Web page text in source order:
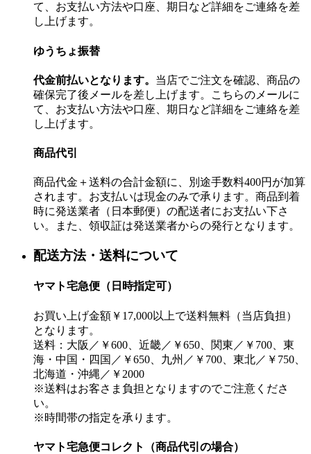
て、お支払い方法や口座、期日など詳細をご連絡を差
し上げます。
ゆうちょ振替
代金前払いとなります。 当店でご注文を確認、商品の
確保完了後メールを差し上げます。こちらのメールに
て、お支払い方法や口座、期日など詳細をご連絡を差
し上げます。
商品代引
商品代金＋送料の合計金額に、別途手数料400円が加算
されます。お支払いは現金のみで承ります。商品到着
時に発送業者（日本郵便）の配送者にお支払い下さ
い。また、領収証は発送業者からの発行となります。
配送方法・送料について
ヤマト宅急便（日時指定可）
お買い上げ金額￥17,000以上で送料無料（当店負担）
となります。
送料：大阪／￥600、近畿／￥650、関東／￥700、東
海・中国・四国／￥650、九州／￥700、東北／￥750、
北海道・沖縄／￥2000
※送料はお客さま負担となりますのでご注意くださ
い。
※時間帯の指定を承ります。
ヤマト宅急便コレクト（商品代引の場合）